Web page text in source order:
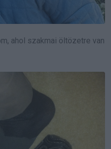
ahol szakmai öltözetre van